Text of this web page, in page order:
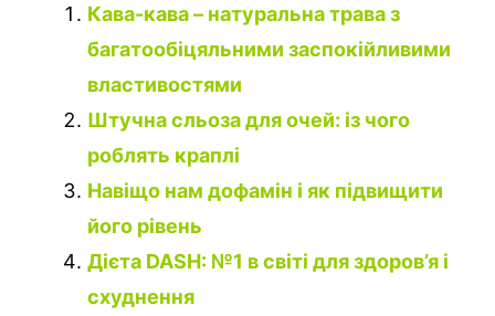
Кава-кава – натуральна трава з
багатообіцяльними заспокійливими
властивостями
Штучна сльоза для очей: із чого
роблять краплі
Навіщо нам дофамін і як підвищити
його рівень
Дієта DASH: №1 в світі для здоров’я і
схуднення